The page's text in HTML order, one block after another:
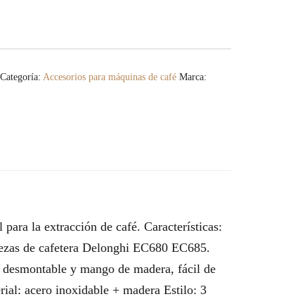
Categoría:Accesorios para máquinas de café Marca:
la extracción de café. Características:
de cafetera Delonghi EC680 EC685.
y mango de madera, fácil de
acero inoxidable + madera Estilo: 3